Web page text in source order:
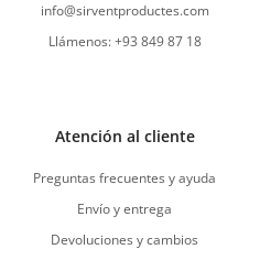
info@sirventproductes.com
Llámenos: +93 849 87 18
Atención al cliente
Preguntas frecuentes y ayuda
Envío y entrega
Devoluciones y cambios